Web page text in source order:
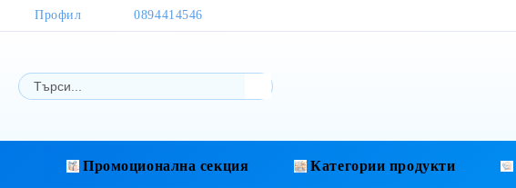
Профил 0894414546
Промоционална секция Категории продукти